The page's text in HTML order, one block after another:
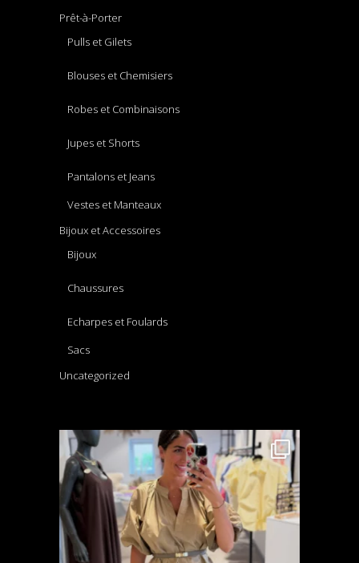
Prêt-à-Porter
Pulls et Gilets
Blouses et Chemisiers
Robes et Combinaisons
Jupes et Shorts
Pantalons et Jeans
Vestes et Manteaux
Bijoux et Accessoires
Bijoux
Chaussures
Echarpes et Foulards
Sacs
Uncategorized